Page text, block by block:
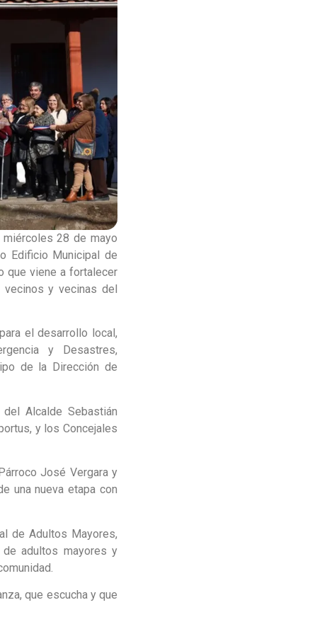
28 de mayo
Edificio Municipal de
que viene a fortalecer
y vecinas del
el desarrollo local,
y Desastres,
de la Dirección de
Alcalde Sebastián
y los Concejales
José Vergara y
una nueva etapa con
de Adultos Mayores,
de adultos mayores y
que escucha y que